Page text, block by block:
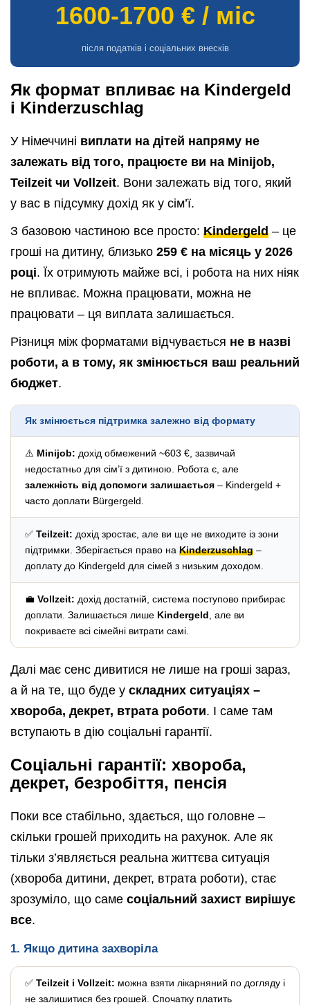
1600-1700 € / міс
після податків і соціальних внесків
Як формат впливає на Kindergeld
і Kinderzuschlag
У Німеччині виплати на дітей напряму не
залежать від того, працюєте ви на Minijob,
Teilzeit чи Vollzeit. Вони залежать від того, який
у вас в підсумку дохід як у сім’ї.
З базовою частиною все просто: Kindergeld – це
гроші на дитину, близько 259 € на місяць у 2026
році. Їх отримують майже всі, і робота на них ніяк
не впливає. Можна працювати, можна не
працювати – ця виплата залишається.
Різниця між форматами відчувається не в назві
роботи, а в тому, як змінюється ваш реальний
бюджет.
Як змінюється підтримка залежно від формату
⚠️ Minijob: дохід обмежений ~603 €, зазвичай
недостатньо для сім’ї з дитиною. Робота є, але
залежність від допомоги залишається – Kindergeld +
часто доплати Bürgergeld.
✅ Teilzeit: дохід зростає, але ви ще не виходите із зони
підтримки. Зберігається право на Kinderzuschlag –
доплату до Kindergeld для сімей з низьким доходом.
💼 Vollzeit: дохід достатній, система поступово прибирає
доплати. Залишається лише Kindergeld , але ви
покриваєте всі сімейні витрати самі.
Далі має сенс дивитися не лише на гроші зараз,
а й на те, що буде у складних ситуаціях –
хвороба, декрет, втрата роботи. І саме там
вступають в дію соціальні гарантії.
Соціальні гарантії: хвороба,
декрет, безробіття, пенсія
Поки все стабільно, здається, що головне –
скільки грошей приходить на рахунок. Але як
тільки з’являється реальна життєва ситуація
(хвороба дитини, декрет, втрата роботи), стає
зрозуміло, що саме соціальний захист вирішує
все.
1. Якщо дитина захворіла
✅ Teilzeit і Vollzeit: можна взяти лікарняний по догляду і
не залишитися без грошей. Спочатку платить